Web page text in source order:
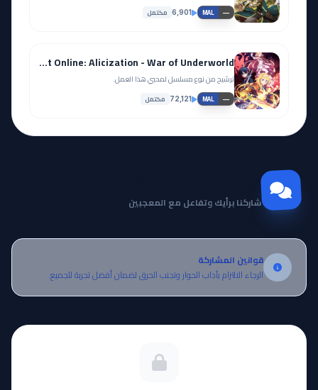
MAL —
6,901 مكتمل
Sword Art Online: Alicization - War of Underworld
ترشيح من نوع مسلسل لمحبي هذا العمل.
MAL —
72,121 مكتمل
مجتمع Otanyuu
شاركنا برأيك وتفاعل مع المعجبين
قوانين المشاركة
الرجاء الالتزام بآداب الحوار وتجنب الحرق لضمان أفضل تجربة للجميع.